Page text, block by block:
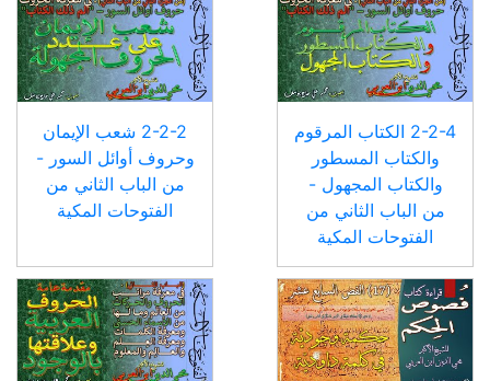
2-2-4 الكتاب المرقوم
والكتاب المسطور
والكتاب المجهول -
من الباب الثاني من
الفتوحات المكية
2-2-2 شعب الإيمان
وحروف أوائل السور -
من الباب الثاني من
الفتوحات المكية